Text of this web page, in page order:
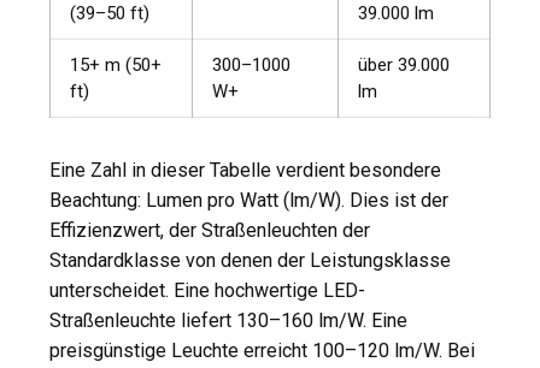
(39–50 ft)
39.000 lm
15+ m (50+
ft)
300–1000
W+
über 39.000
lm
Eine Zahl in dieser Tabelle verdient besondere
Beachtung: Lumen pro Watt (lm/W). Dies ist der
Effizienzwert, der Straßenleuchten der
Standardklasse von denen der Leistungsklasse
unterscheidet. Eine hochwertige LED-
Straßenleuchte liefert 130–160 lm/W. Eine
preisgünstige Leuchte erreicht 100–120 lm/W. Bei